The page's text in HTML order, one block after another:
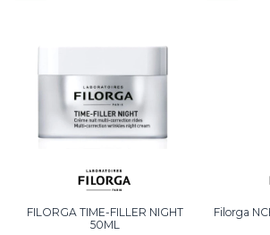
FILORGA TIME-FILLER NIGHT
50ML
Filorga